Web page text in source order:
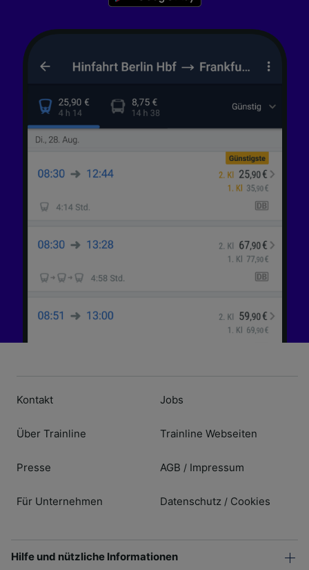
Kontakt
Über Trainline
Presse
Für Unternehmen
Jobs
Trainline Webseiten
AGB / Impressum
Datenschutz / Cookies
Hilfe und nützliche Informationen